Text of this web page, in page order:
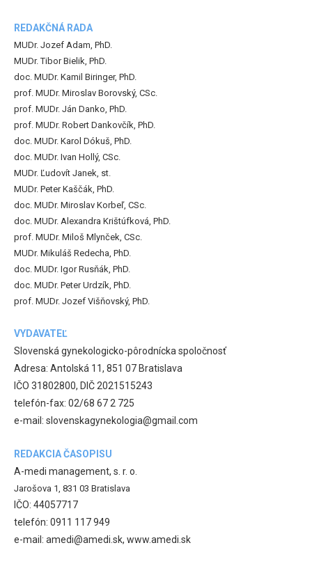
REDAKČNÁ RADA
MUDr. Jozef Adam, PhD.
MUDr. Tibor Bielik, PhD.
doc. MUDr. Kamil Biringer, PhD.
prof. MUDr. Miroslav Borovský, CSc.
prof. MUDr. Ján Danko, PhD.
prof. MUDr. Robert Dankovčík, PhD.
doc. MUDr. Karol Dókuš, PhD.
doc. MUDr. Ivan Hollý, CSc.
MUDr. Ľudovít Janek, st.
MUDr. Peter Kaščák, PhD.
doc. MUDr. Miroslav Korbeľ, CSc.
doc. MUDr. Alexandra Krištúfková, PhD.
prof. MUDr. Miloš Mlynček, CSc.
MUDr. Mikuláš Redecha, PhD.
doc. MUDr. Igor Rusňák, PhD.
doc. MUDr. Peter Urdzík, PhD.
prof. MUDr. Jozef Višňovský, PhD.
VYDAVATEĽ
Slovenská gynekologicko-pôrodnícka spoločnosť
Adresa: Antolská 11, 851 07 Bratislava
IČO 31802800, DIČ 2021515243
telefón-fax: 02/68 67 2 725
e-mail: slovenskagynekologia@gmail.com
REDAKCIA ČASOPISU
A-medi management, s. r. o.
Jarošova 1, 831 03 Bratislava
IČO: 44057717
telefón: 0911 117 949
e-mail: amedi@amedi.sk, www.amedi.sk